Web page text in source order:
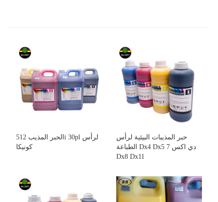
الحبر المذيب 512i 30pl لرأس
كونيكا
حبر المذيبات البيئية لرأس
الطباعة Dx4 Dx5 دي اكس 7
Dx8 Dx11